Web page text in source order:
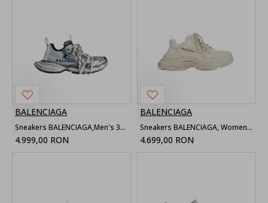
BALENCIAGA
Sneakers BALENCIAGA,Men's 3xl Split Logo Sneaker, Grey
4.999,00 RON
BALENCIAGA
Sneakers BALENCIAGA, Women's Triple S Sneaker in Beige
4.699,00 RON